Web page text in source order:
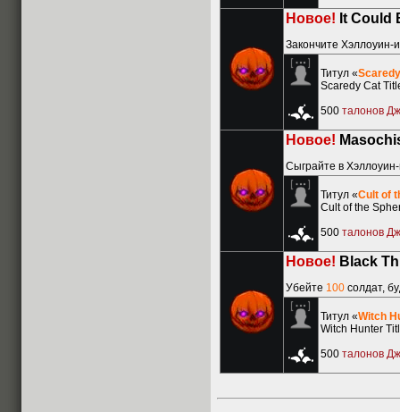
Новое! It Could
Закончите
Титул «
Scaredy Cat
500талонов
Новое!
Сыграйте в
Титул «Cult of
Cult of the
500талонов
Новое! Black
Убейте 100 солдат,
Титул «Witch
Witch Hunter
500талонов